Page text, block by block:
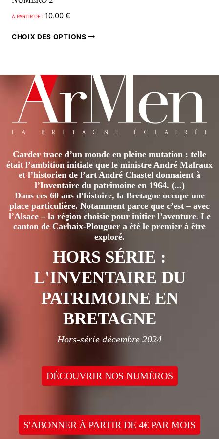
À PARTIR DE : 10.00 €
CHOIX DES OPTIONS
plusieurs
variations.
Les
options
peuvent
choisies
sur
la
page
du
produit
Garder trace d’un monde en pleine mutation : telle
était l’ambition initiale que le ministre André Malraux
et l’historien de l’art André Chastel donnaient à
l’Inventaire du patrimoine en 1964. (...)
Dans ces 60 ans d'histoire, la Bretagne occupe une
place particulière. Notamment parce que c’est – avec
l’Alsace – la région choisie pour initier l’aventure. Le
canton de Carhaix-Plouguer a été le premier à être
exploré.
HORS SÉRIE :
L'INVENTAIRE DU
PATRIMOINE EN
BRETAGNE
Hors-série décembre 2024
DÉCOUVRIR NOS NUMÉROS
S'ABONNER À PARTIR DE 4€ PAR MOIS